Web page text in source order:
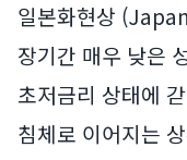
일본화현상
장기간 매우 낮은
초저금리 상태에
침체로 이어지는